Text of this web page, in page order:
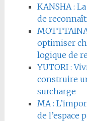
KANSHA :
de
optimiser
logique de
YUTORI :
construire
surcharge
MA :
de l’espace